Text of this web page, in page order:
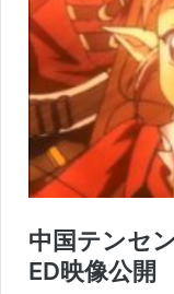
中国テンセ
ED映像公開